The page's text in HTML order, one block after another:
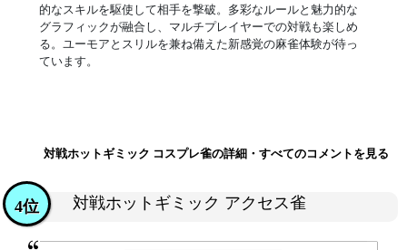
的なスキルを駆使して相手を撃破。多彩なルールと魅力的な
グラフィックが融合し、マルチプレイヤーでの対戦も楽しめ
る。ユーモアとスリルを兼ね備えた新感覚の麻雀体験が待っ
ています。
対戦ホットギミック コスプレ雀の詳細・すべてのコメントを見る
対戦ホットギミック アクセス雀
4位